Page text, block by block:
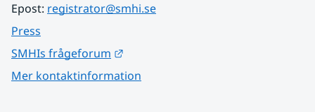
Epost: registrator@smhi.se
Press
SMHIs frågeforum
Mer kontaktinformation